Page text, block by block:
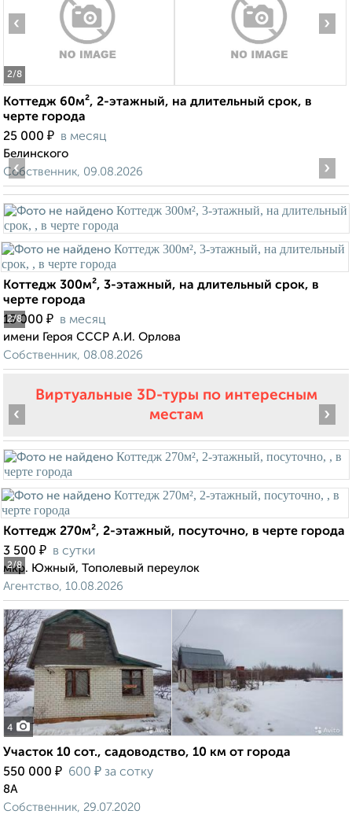
2/8
‹ ›
Коттедж 60м², 2-этажный, на длительный срок, в
черте города
25 000 ₽ в месяц
Белинского
Собственник, 09.08.2026
2/8
‹ ›
Коттедж 300м², 3-этажный, на длительный срок, в
черте города
15 000 ₽ в месяц
имени Героя СССР А.И. Орлова
Собственник, 08.08.2026
Виртуальные 3D-туры по интересным
местам
2/8
‹ ›
Коттедж 270м², 2-этажный, посуточно, в черте города
3 500 ₽ в сутки
мкр. Южный, Тополевый переулок
Агентство, 10.08.2026
4
Участок 10 сот., садоводство, 10 км от города
550 000 ₽ 600 ₽ за сотку
8А
Собственник, 29.07.2020